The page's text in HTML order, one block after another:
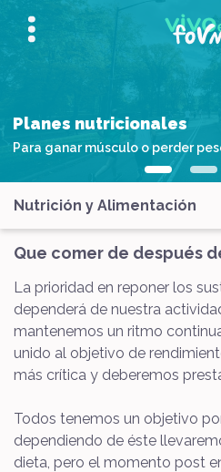
Planes nutricionales
Para ganar músculo o perder
Nutrición y Alimentación
Que comer de después
La prioridad en reponer los
dependerá de nuestra
mantenemos un ritmo
unido al objetivo de
más crítica y deberemos
Todos tenemos un objetivo
dependiendo de éste
dieta, pero el momento post